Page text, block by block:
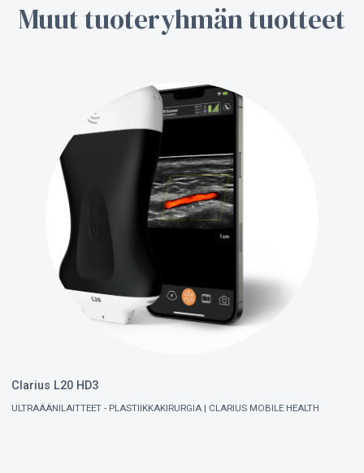
Muut tuoteryhmän tuotteet
Clarius L20 HD3
ULTRAÄÄNILAITTEET - PLASTIIKKAKIRURGIA CLARIUS MOBILE HEALTH